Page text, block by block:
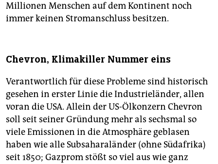
Millionen Menschen auf dem Kontinent noch
immer keinen Stromanschluss besitzen.
Chevron, Klimakiller Nummer eins
Verantwortlich für diese Probleme sind historisch
gesehen in erster Linie die Industrieländer, allen
voran die USA. Allein der US-Ölkonzern Chevron
soll seit seiner Gründung mehr als sechsmal so
viele Emissionen in die Atmosphäre geblasen
haben wie alle Subsaharaländer (ohne Südafrika)
seit 1850; Gazprom stößt so viel aus wie ganz